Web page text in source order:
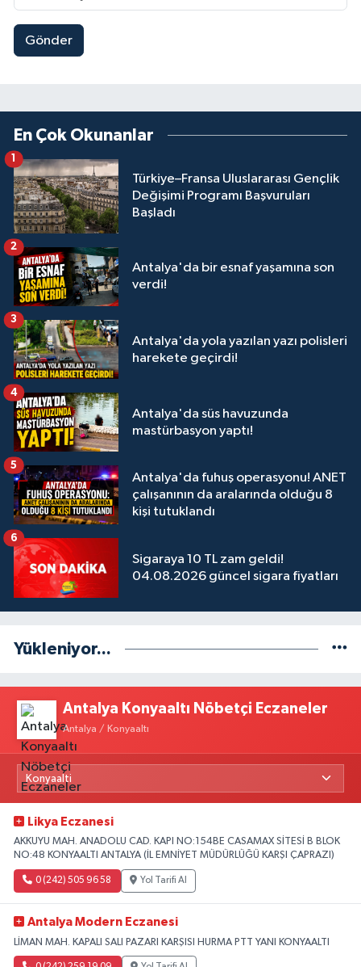
Gönder
En Çok Okunanlar
Türkiye–Fransa Uluslararası Gençlik
Değişimi Programı Başvuruları
Başladı
1
Antalya'da bir esnaf yaşamına son
verdi!
2
Antalya'da yola yazılan yazı polisleri
harekete geçirdi!
3
Antalya'da süs havuzunda
mastürbasyon yaptı!
4
Antalya'da fuhuş operasyonu! ANET
çalışanının da aralarında olduğu 8
kişi tutuklandı
5
Sigaraya 10 TL zam geldi!
04.08.2026 güncel sigara fiyatları
6
Yükleniyor...
Antalya Konyaaltı Nöbetçi Eczaneler
Antalya / Konyaaltı
Likya Eczanesi
AKKUYU MAH. ANADOLU CAD. KAPI NO:154BE CASAMAX SİTESİ B BLOK
NO:48 KONYAALTI ANTALYA (İL EMNİYET MÜDÜRLÜĞÜ KARŞI ÇAPRAZI)
0 (242) 505 96 58 Yol Tarifi Al
Antalya Modern Eczanesi
LİMAN MAH. KAPALI SALI PAZARI KARŞISI HURMA PTT YANI KONYAALTI